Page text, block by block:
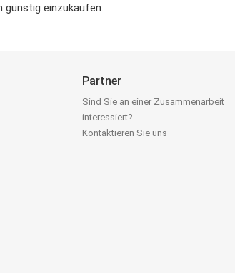
einzukaufen.
Partner
Sind Sie an einer Zusammenarbeit
interessiert?
Kontaktieren Sie uns